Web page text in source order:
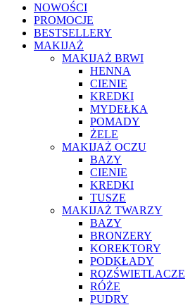
NOWOŚCI
PROMOCJE
BESTSELLERY
MAKIJAŻ
MAKIJAŻ BRWI
HENNA
CIENIE
KREDKI
MYDEŁKA
POMADY
ŻELE
MAKIJAŻ OCZU
BAZY
CIENIE
KREDKI
TUSZE
MAKIJAŻ TWARZY
BAZY
BRONZERY
KOREKTORY
PODKŁADY
ROZŚWIETLACZE
RÓŻE
PUDRY